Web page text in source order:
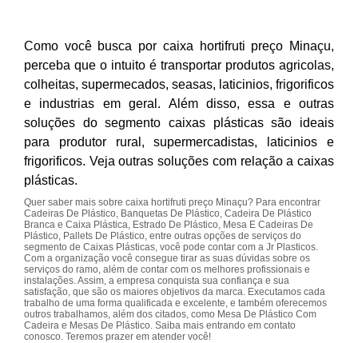
Como você busca por caixa hortifruti preço Minaçu,
perceba que o intuito é transportar produtos agricolas,
colheitas, supermecados, seasas, laticinios, frigorificos
e industrias em geral. Além disso, essa e outras
soluções do segmento caixas plásticas são ideais
para produtor rural, supermercadistas, laticinios e
frigorificos. Veja outras soluções com relação a caixas
plásticas.
Quer saber mais sobre caixa hortifruti preço Minaçu? Para encontrar
Cadeiras De Plástico, Banquetas De Plástico, Cadeira De Plástico
Branca e Caixa Plástica, Estrado De Plástico, Mesa E Cadeiras De
Plástico, Pallets De Plástico, entre outras opções de serviços do
segmento de Caixas Plásticas, você pode contar com a Jr Plasticos.
Com a organização você consegue tirar as suas dúvidas sobre os
serviços do ramo, além de contar com os melhores profissionais e
instalações. Assim, a empresa conquista sua confiança e sua
satisfação, que são os maiores objetivos da marca. Executamos cada
trabalho de uma forma qualificada e excelente, e também oferecemos
outros trabalhamos, além dos citados, como Mesa De Plástico Com
Cadeira e Mesas De Plástico. Saiba mais entrando em contato
conosco. Teremos prazer em atender você!